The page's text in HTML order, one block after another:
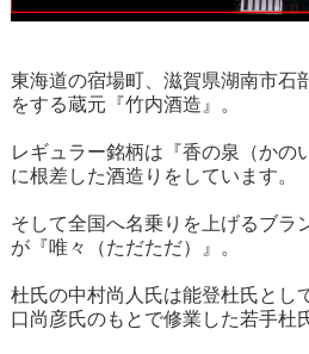
東海道の宿場町、滋賀県湖南市石
をする蔵元『竹内酒造』。
レギュラー銘柄は『香の泉（かの
に根差した酒造りをしています。
そして全国へ名乗りを上げるブラ
が『唯々（ただただ）』。
杜氏の中村尚人氏は能登杜氏とし
口尚彦氏のもとで修業した若手杜